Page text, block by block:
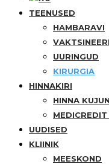
TEENUSED
HAMBARAVI
UURINGUD
KIRURGIA
HINNAKIRI
HINNA
UUDISED
KLIINIK
MEESKOND